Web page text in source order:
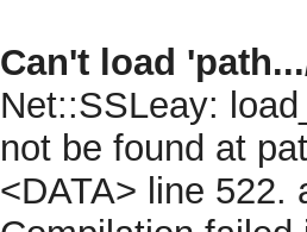
Can't load
Net::SSLeay:
not be found at
<DATA> line 522.